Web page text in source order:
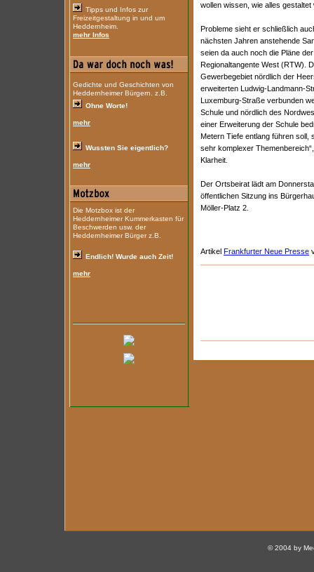
Tipps und Infos zur
Freizeitgestaltung in und um
Heddernheim.
mehr Infos
Gedichte und Geschichten von
Heddernheimer Bürgern. z.B.
Ohne Worte!
mehr
Wussten Sie eigentlich?
mehr
Die Motzbox ist der
Heddernheimer Kummerkasten für
Beschwerden usw. der
Heddernheimer Bürger z.B.
Endlich! Wurde auch Zeit!
mehr
wollen wissen, wie alles
Probleme sieht er schließlich
nächsten Jahren anstehende
seien da auch noch die Pläne
Regionaltangente West (RTW).
Gewerbegebiet nördlich der
erweiterten Ludwig-Landmann-
Luxemburg-Straße verbunden
Schule und nördlich des
einer Erweiterung der Schule
Metern Tiefe entlang führen soll,
sehr komplexer
Klarheit.
Der Ortsbeirat lädt am
öffentlichen Sitzung ins
Möller-Platz 2.
Artikel Frankfurter Neue Presse
© 2004 by